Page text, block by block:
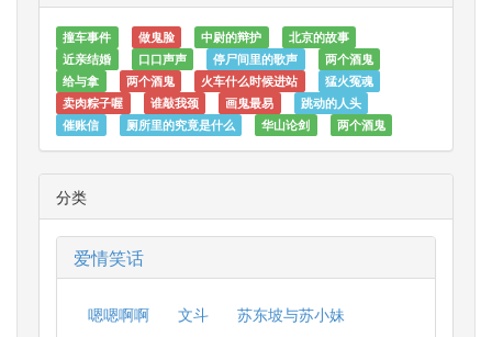
撞车事件 做鬼脸 中尉的辩护
北京的故事
近亲结婚
口口声声 停尸间里的歌声
两个酒鬼
给与拿
两个酒鬼 火车什么时候进站
猛火冤魂
卖肉粽子喔
谁敲我颈 画鬼最易
跳动的人头
催账信
厕所里的究竟是什么 华山论剑 两个酒鬼
分类
爱情笑话
嗯嗯啊啊 文斗
苏东坡与苏小妹